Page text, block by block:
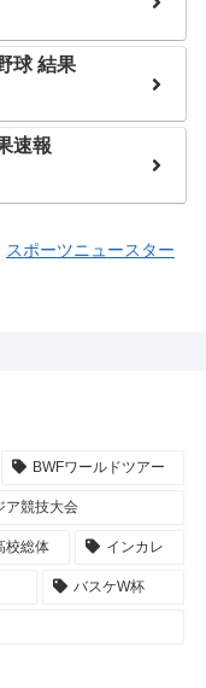
球 結果
速報
スポーツニュースター
BWFワールドツアー
ア競技大会
校総体 インカレ
バスケW杯